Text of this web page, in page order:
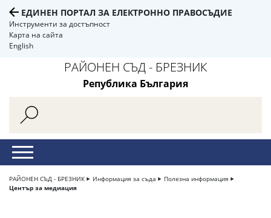
ЕДИНЕН ПОРТАЛ ЗА ЕЛЕКТРОННО ПРАВОСЪДИЕ
Инструменти за достъпност
Карта на сайта
English
РАЙОНЕН СЪД - БРЕЗНИК
Република България
РАЙОНЕН СЪД - БРЕЗНИК Информация за съда
Полезна информация
Център за медиация